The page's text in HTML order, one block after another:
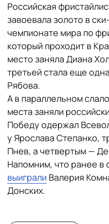
Российская
завоевала золото в
чемпионате мира по
который проходит в
место заняла Диана
третьей стала еще
Рябова.
А в параллельном
места заняли
Победу одержал
у Ярослава Степанко,
Пнев, а четвертым —
Напомним, что ранее в
выиграли Валерия
Донских.